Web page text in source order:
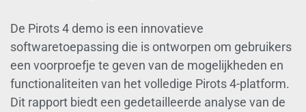
De Pirots 4 demo is een innovatieve
softwaretoepassing die is ontworpen om gebruikers
een voorproefje te geven van de mogelijkheden en
functionaliteiten van het volledige Pirots 4-platform.
Dit rapport biedt een gedetailleerde analyse van de